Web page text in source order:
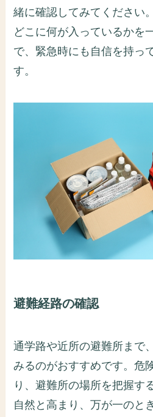
緒に確認してみてください
どこに何が入っているかを
で、緊急時にも自信を持っ
す。
避難経路の確認
通学路や近所の避難所まで
みるのがおすすめです。危
り、避難所の場所を把握す
自然と高まり、万が一のと